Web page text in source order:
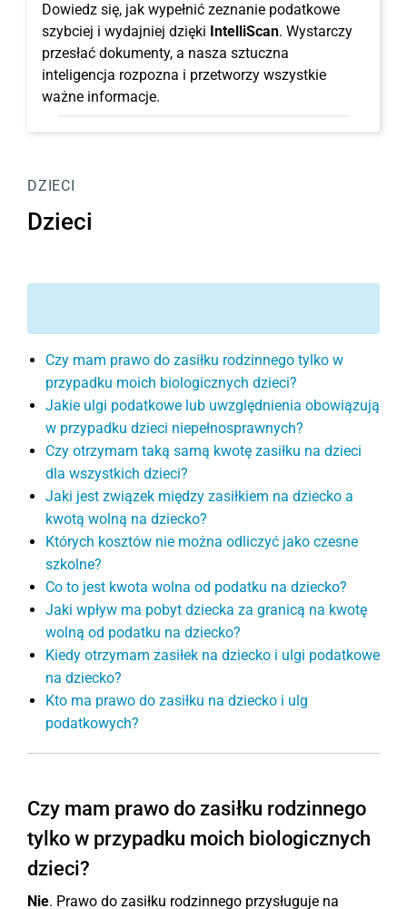
Dowiedz się, jak wypełnić zeznanie podatkowe
szybciej i wydajniej dzięki IntelliScan. Wystarczy
przesłać dokumenty, a nasza sztuczna
inteligencja rozpozna i przetworzy wszystkie
ważne informacje.
DZIECI
Dzieci
Czy mam prawo do zasiłku rodzinnego tylko w
przypadku moich biologicznych dzieci?
Jakie ulgi podatkowe lub uwzględnienia obowiązują
w przypadku dzieci niepełnosprawnych?
Czy otrzymam taką samą kwotę zasiłku na dzieci
dla wszystkich dzieci?
Jaki jest związek między zasiłkiem na dziecko a
kwotą wolną na dziecko?
Których kosztów nie można odliczyć jako czesne
szkolne?
Co to jest kwota wolna od podatku na dziecko?
Jaki wpływ ma pobyt dziecka za granicą na kwotę
wolną od podatku na dziecko?
Kiedy otrzymam zasiłek na dziecko i ulgi podatkowe
na dziecko?
Kto ma prawo do zasiłku na dziecko i ulg
podatkowych?
Czy mam prawo do zasiłku rodzinnego
tylko w przypadku moich biologicznych
dzieci?
Nie. Prawo do zasiłku rodzinnego przysługuje na